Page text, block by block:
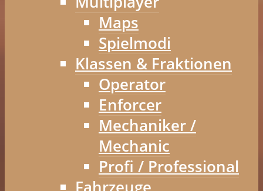
Maps
Spielmodi
Klassen & Fraktionen
Operator
Enforcer
Mechaniker /
Mechanic
Profi / Professional